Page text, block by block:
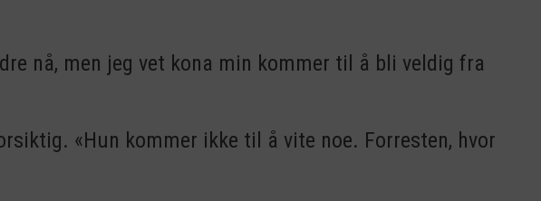
nå, men jeg vet kona min kommer til å bli veldig fra
«Hun kommer ikke til å vite noe. Forresten, hvor